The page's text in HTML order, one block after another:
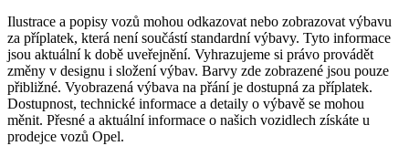
Ilustrace a popisy vozů mohou odkazovat nebo zobrazovat výbavu
za příplatek, která není součástí standardní výbavy. Tyto informace
jsou aktuální k době uveřejnění. Vyhrazujeme si právo provádět
změny v designu i složení výbav. Barvy zde zobrazené jsou pouze
přibližné. Vyobrazená výbava na přání je dostupná za příplatek.
Dostupnost, technické informace a detaily o výbavě se mohou
měnit. Přesné a aktuální informace o našich vozidlech získáte u
prodejce vozů Opel.